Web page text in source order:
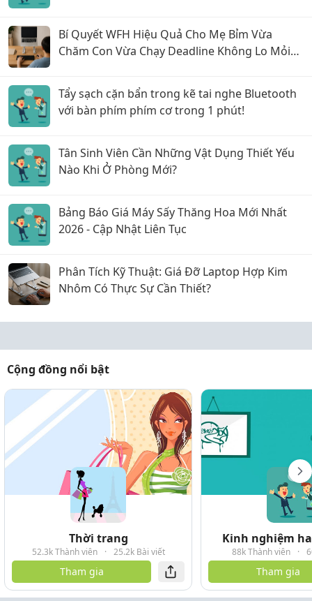
Bí Quyết WFH Hiệu Quả Cho Mẹ Bỉm Vừa
Chăm Con Vừa Chạy Deadline Không Lo Mỏi
Tẩy sạch cặn bẩn trong kẽ tai nghe Bluetooth
với bàn phím phím cơ trong 1 phút!
Tân Sinh Viên Cần Những Vật Dụng Thiết Yếu
Nào Khi Ở Phòng Mới?
Bảng Báo Giá Máy Sấy Thăng Hoa Mới Nhất
2026 - Cập Nhật Liên Tục
Phân Tích Kỹ Thuật: Giá Đỡ Laptop Hợp Kim
Nhôm Có Thực Sự Cần Thiết?
Cộng đồng nổi bật
Thời trang
52.3k Thành viên · 25.2k Bài viết
Tham gia
Kinh nghiệm
88k Thành viên ·
Tham gia